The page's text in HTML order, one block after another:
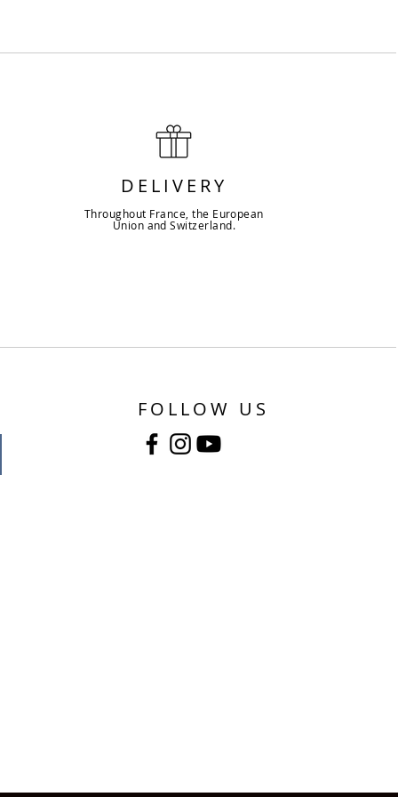
DELIVERY
Throughout France, the European
Union and Switzerland.
FOLLOW US